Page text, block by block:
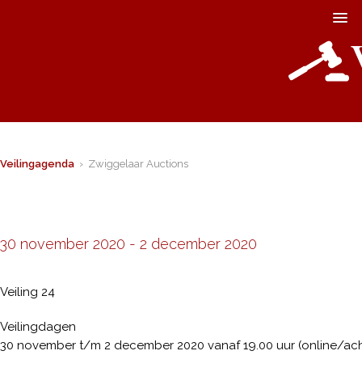
Veilingagenda › Zwiggelaar Auctions
30 november 2020 - 2 december 2020
Veiling 24
Veilingdagen
30 november t/m 2 december 2020 vanaf 19.00 uur (online/